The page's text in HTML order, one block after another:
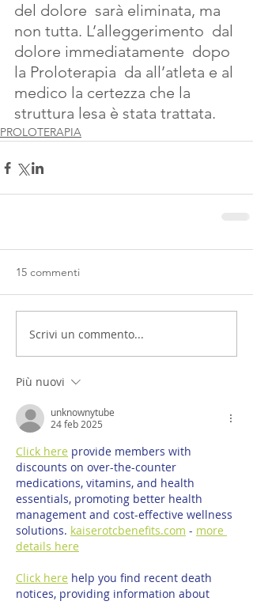
del dolore  sarà eliminata, ma
non tutta. L’alleggerimento  dal
dolore immediatamente  dopo
la Proloterapia  da all’atleta e al
medico la certezza che la
struttura lesa è stata trattata.
PROLOTERAPIA
15 commenti
Scrivi un commento...
Più nuovi
unknownytube
24 feb 2025
Click here provide members with
discounts on over-the-counter
medications, vitamins, and health
essentials, promoting better health
management and cost-effective wellness
solutions. kaiserotcbenefits.com - more
details here
Click here help you find recent death
notices, providing information about